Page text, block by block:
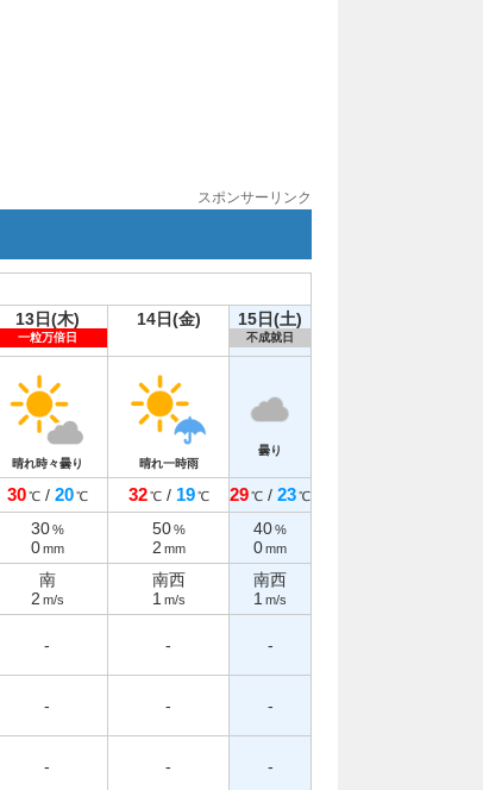
スポンサーリンク
13日(木)
一粒万倍日
14日(金) 15日(土)
不成就日
晴れ時々曇り 晴れ一時雨
曇り
30 ℃/ 20 ℃ 32 ℃/ 19 ℃ 29℃ / 23℃
30 %
0 mm
50 %
2 mm
40%
0mm
南
2 m/s
南西
1 m/s
南西
1 m/s
- - -
- - -
- - -